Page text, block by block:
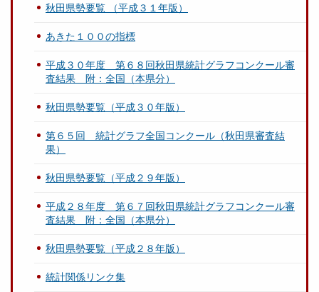
秋田県勢要覧 （平成３１年版）
あきた１００の指標
平成３０年度 第６８回秋田県統計グラフコンクール審
査結果 附：全国（本県分）
秋田県勢要覧（平成３０年版）
第６５回 統計グラフ全国コンクール（秋田県審査結
果）
秋田県勢要覧（平成２９年版）
平成２８年度 第６７回秋田県統計グラフコンクール審
査結果 附：全国（本県分）
秋田県勢要覧（平成２８年版）
統計関係リンク集